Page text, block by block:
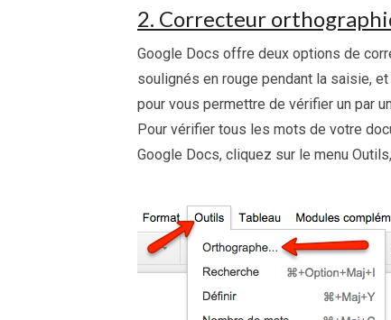
2. Correcteur
Google Docs offre deux options de
soulignés en rouge pendant la saisie,
pour vous permettre de vérifier un par
Pour vérifier tous les mots de votre
Google Docs, cliquez sur le menu